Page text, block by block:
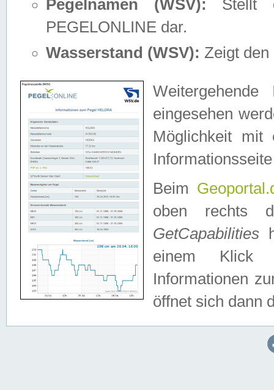
Pegelnamen (WSV): Stellt
PEGELONLINE dar.
Wasserstand (WSV): Zeigt den
eingesehen
Möglichkeit mit
Beim
oben rechts
GetCapabilities
einem Klick
Informationen
öffnet sich dann